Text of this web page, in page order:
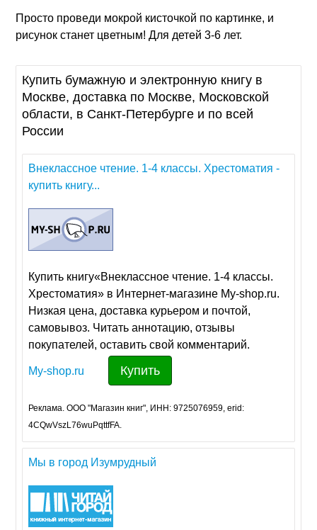
Просто проведи мокрой кисточкой по картинке, и
рисунок станет цветным! Для детей 3-6 лет.
Купить бумажную и электронную книгу в
Москве, доставка по Москве, Московской
области, в Санкт-Петербурге и по всей
России
Внеклассное чтение. 1-4 классы. Хрестоматия -
купить книгу...
Купить книгу«Внеклассное чтение. 1-4 классы.
Хрестоматия» в Интернет-магазине My-shop.ru.
Низкая цена, доставка курьером и почтой,
самовывоз. Читать аннотацию, отзывы
покупателей, оставить свой комментарий.
My-shop.ru Купить
Реклама. ООО "Магазин книг", ИНН: 9725076959, erid:
4CQwVszL76wuPqttfFA.
Мы в город Изумрудный